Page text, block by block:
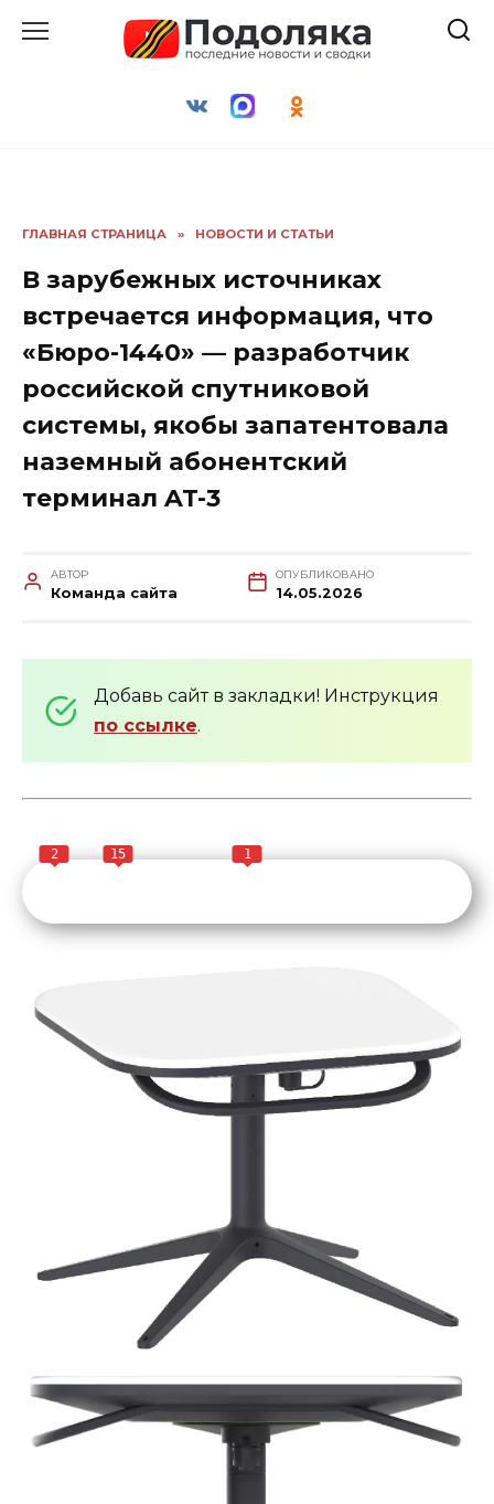
ГЛАВНАЯ СТРАНИЦА » НОВОСТИ И СТАТЬИ
В зарубежных источниках
встречается информация, что
«Бюро-1440» — разработчик
российской спутниковой
системы, якобы запатентовала
наземный абонентский
терминал AT-3
АВТОР
Команда сайта
ОПУБЛИКОВАНО
14.05.2026
Добавь сайт в закладки! Инструкция
по ссылке.
2 15 1